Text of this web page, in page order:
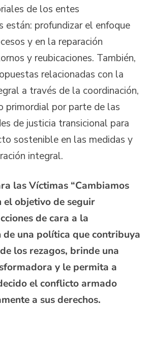
de los entes
están: profundizar el enfoque
y en la reparación
y reubicaciones. También,
relacionadas con la
a través de la coordinación,
primordial por parte de las
de justicia transicional para
sostenible en las medidas y
integral.
las Víctimas “Cambiamos
el objetivo de seguir
de cara a la
una política que contribuya
los rezagos, brinde una
y le permita a
el conflicto armado
a sus derechos.